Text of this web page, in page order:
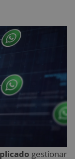
gestionar